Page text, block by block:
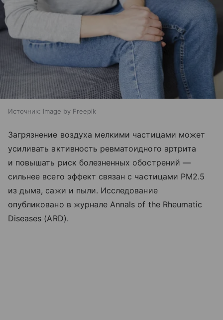
Источник: Image by Freepik
Загрязнение воздуха мелкими частицами может
усиливать активность ревматоидного артрита
и повышать риск болезненных обострений —
сильнее всего эффект связан с частицами PM2.5
из дыма, сажи и пыли. Исследование
опубликовано в журнале Annals of the Rheumatic
Diseases (ARD).